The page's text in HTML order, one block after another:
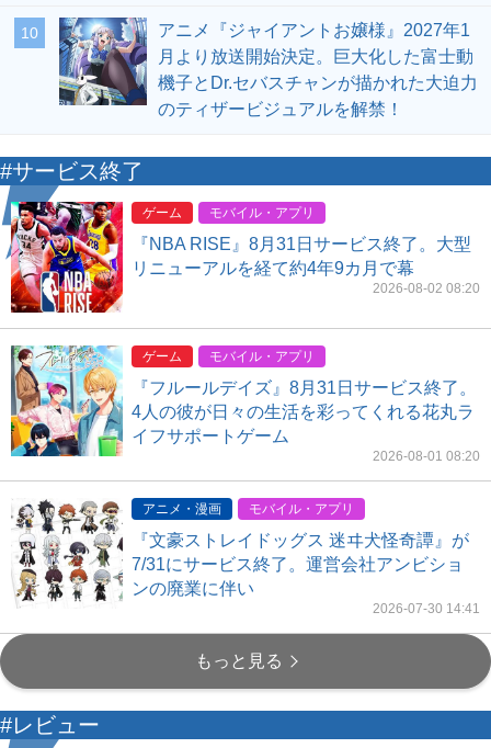
10
アニメ『ジャイアントお嬢様』2027年1
月より放送開始決定。巨大化した富士動
機子とDr.セバスチャンが描かれた大迫力
のティザービジュアルを解禁！
#サービス終了
ゲーム モバイル・アプリ
『NBA RISE』8月31日サービス終了。大型
リニューアルを経て約4年9カ月で幕
2026-08-02 08:20
ゲーム モバイル・アプリ
『フルールデイズ』8月31日サービス終了。
4人の彼が日々の生活を彩ってくれる花丸ラ
イフサポートゲーム
2026-08-01 08:20
アニメ・漫画 モバイル・アプリ
『文豪ストレイドッグス 迷ヰ犬怪奇譚』が
7/31にサービス終了。運営会社アンビショ
ンの廃業に伴い
2026-07-30 14:41
もっと見る
#レビュー